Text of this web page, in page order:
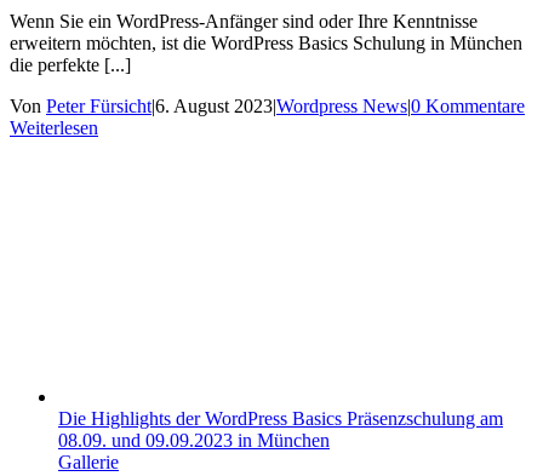
Wenn Sie ein WordPress-Anfänger sind oder Ihre Kenntnisse
erweitern möchten, ist die WordPress Basics Schulung in München
die perfekte [...]
Von Peter Fürsicht|6. August 2023|Wordpress News|0 Kommentare
Weiterlesen
Die Highlights der WordPress Basics Präsenzschulung am
08.09. und 09.09.2023 in München
Gallerie